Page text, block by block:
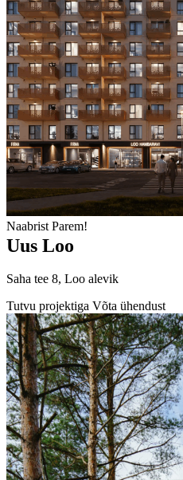
Naabrist Parem!
Uus Loo
Saha tee 8, Loo alevik
Tutvu projektiga Võta ühendust